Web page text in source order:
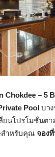
Chokdee – 5
Pool บา
ยนโปรโมชั่นตา
สำหรับคุณ จอง